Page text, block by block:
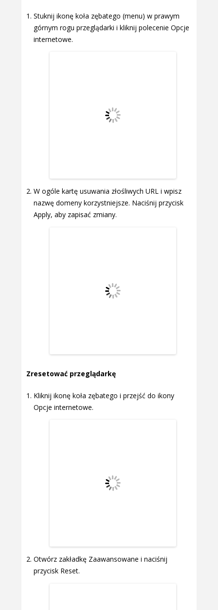
Stuknij ikonę koła zębatego (menu) w prawym
górnym rogu przeglądarki i kliknij polecenie Opcje
internetowe.
W ogóle kartę usuwania złośliwych URL i wpisz
nazwę domeny korzystniejsze. Naciśnij przycisk
Apply, aby zapisać zmiany.
Zresetować przeglądarkę
Kliknij ikonę koła zębatego i przejść do ikony
Opcje internetowe.
Otwórz zakładkę Zaawansowane i naciśnij
przycisk Reset.